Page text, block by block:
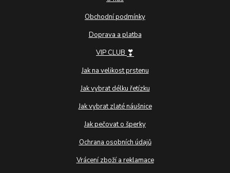
Obchodní podmínky
Doprava a platba
VIP CLUB ❣
Jak na velikost prstenu
Jak vybrat délku řetízku
Jak vybrat zlaté náušnice
Jak pečovat o šperky
Ochrana osobních údajů
Vrácení zboží a reklamace